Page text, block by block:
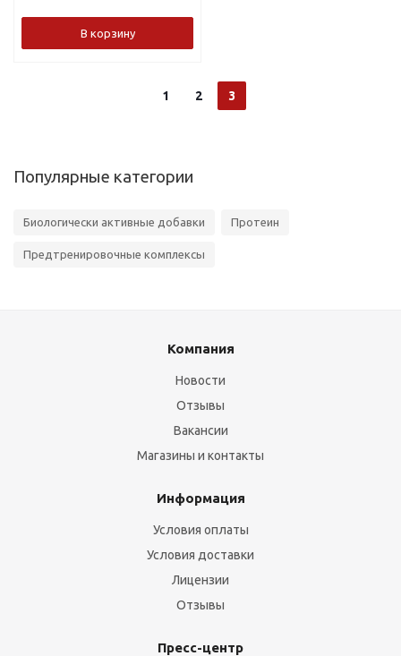
В корзину
1 2 3
Популярные категории
Биологически активные добавки Протеин
Предтренировочные комплексы
Компания
Новости
Отзывы
Вакансии
Магазины и контакты
Информация
Условия оплаты
Условия доставки
Лицензии
Отзывы
Пресс-центр